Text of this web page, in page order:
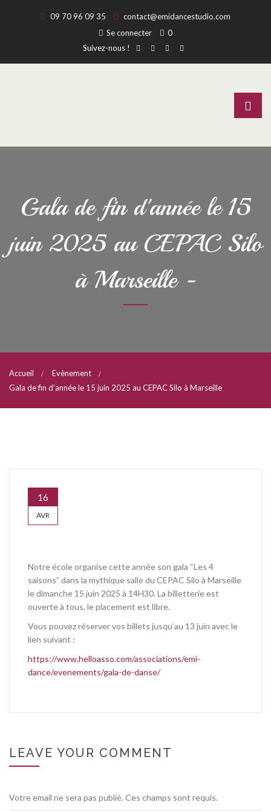
09 70 96 09 35
contact@emidancestudio.com
Se connecter
0
Suivez-nous !
Gala de fin d'année le 15
juin 2025 au CEPAC Silo
à Marseille -
Accueil
Evènement
Gala de fin d’année le 15 juin 2025 au CEPAC Silo à Marseille
16
AVR
Notre école organise cette année son gala “Les 4
saisons” dans la mythique salle du CEPAC Silo à Marseille
le dimanche 15 juin 2025 à 14H30. La billetterie est
ouverte à tous, le placement est libre.
Vous pouvez réserver vos billets jusqu’au 13 juin avec le
lien suivant :
https://www.helloasso.com/associations/emi-
dance/evenements/gala-de-danse/
LEAVE YOUR COMMENT
Votre email ne sera pas publié. Ces champs sont requis.